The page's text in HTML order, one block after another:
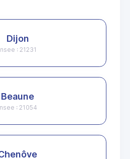
Dijon
: 21231
Beaune
: 21054